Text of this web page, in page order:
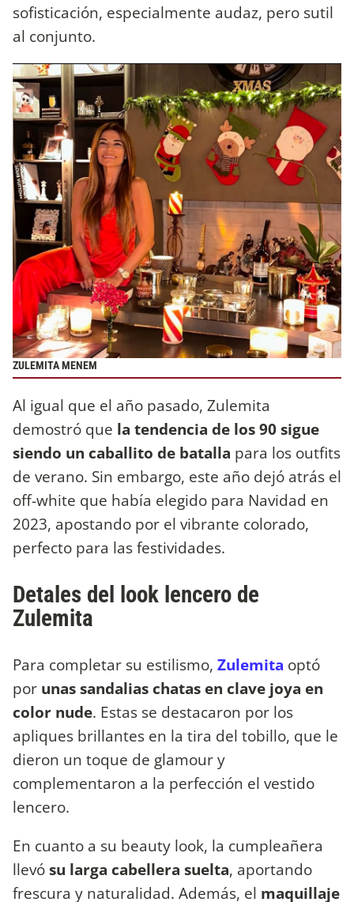
sofisticación, especialmente audaz, pero sutil
al conjunto.
ZULEMITA MENEM
Al igual que el año pasado, Zulemita
demostró que la tendencia de los 90 sigue
siendo un caballito de batalla para los outfits
de verano. Sin embargo, este año dejó atrás el
off-white que había elegido para Navidad en
2023, apostando por el vibrante colorado,
perfecto para las festividades.
Detales del look lencero de
Zulemita
Para completar su estilismo, Zulemita optó
por unas sandalias chatas en clave joya en
color nude. Estas se destacaron por los
apliques brillantes en la tira del tobillo, que le
dieron un toque de glamour y
complementaron a la perfección el vestido
lencero.
En cuanto a su beauty look, la cumpleañera
llevósu larga cabellera suelta, aportando
frescura y naturalidad. Además, el maquillaje